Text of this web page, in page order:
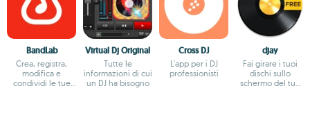
BandLab
Crea, registra,
modifica e
condividi le tue
Virtual Dj Original
Tutte le
informazioni di cui
un DJ ha bisogno
Cross DJ
L'app per i DJ
professionisti
djay
Fai girare i tuoi
dischi sullo
schermo del tuo